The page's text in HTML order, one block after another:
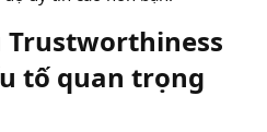
tố quan trọng